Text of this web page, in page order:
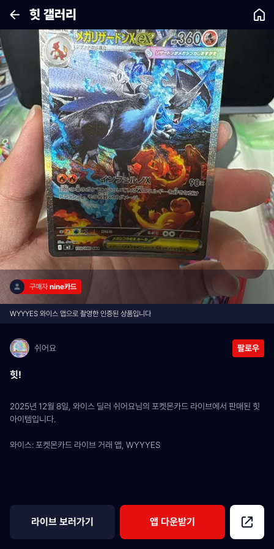
힛 갤러리
구매자 nine카드
WYYYES 와이스 앱으로 촬영한 인증된 상품입니다
쉬어요 팔로우
힛!
2025년 12월 8일, 와이스 딜러 쉬어요님의 포켓몬카드 라이브에서 판매된 힛
아이템입니다.
와이스: 포켓몬카드 라이브 거래 앱, WYYYES
라이브 보러가기 앱 다운받기